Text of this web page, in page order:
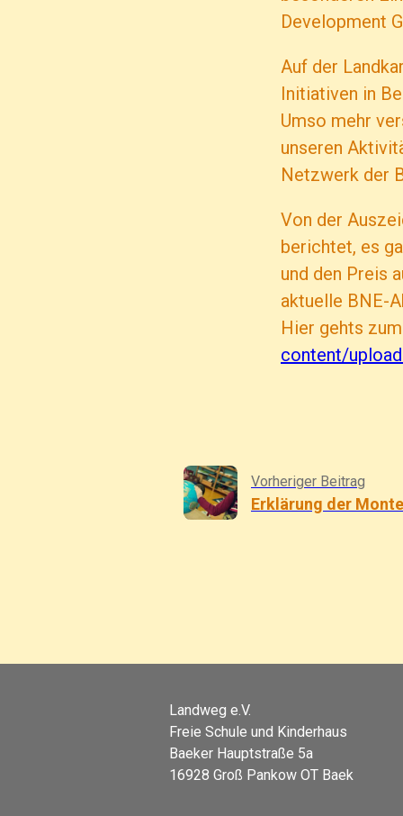
Development
Auf der
Initiativen in
Umso mehr
unseren
Netzwerk der
Von der
berichtet, es
und den Preis
aktuelle BNE-
Hier gehts
content/
Vorheriger Beitrag
Erklärung der
Landweg e.V.
Freie Schule und Kinderhaus
Baeker Hauptstraße 5a
16928 Groß Pankow OT Baek